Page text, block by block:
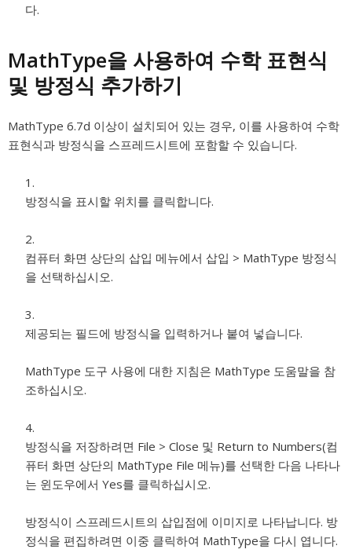
다.
MathType을 사용하여 수학 표현식
및 방정식 추가하기
MathType 6.7d 이상이 설치되어 있는 경우, 이를 사용하여 수학
표현식과 방정식을 스프레드시트에 포함할 수 있습니다.
방정식을 표시할 위치를 클릭합니다.
컴퓨터 화면 상단의 삽입 메뉴에서 삽입 > MathType 방정식
을 선택하십시오.
제공되는 필드에 방정식을 입력하거나 붙여 넣습니다.
MathType 도구 사용에 대한 지침은 MathType 도움말을 참
조하십시오.
방정식을 저장하려면 File > Close 및 Return to Numbers(컴
퓨터 화면 상단의 MathType File 메뉴)를 선택한 다음 나타나
는 윈도우에서 Yes를 클릭하십시오.
방정식이 스프레드시트의 삽입점에 이미지로 나타납니다. 방
정식을 편집하려면 이중 클릭하여 MathType을 다시 엽니다.